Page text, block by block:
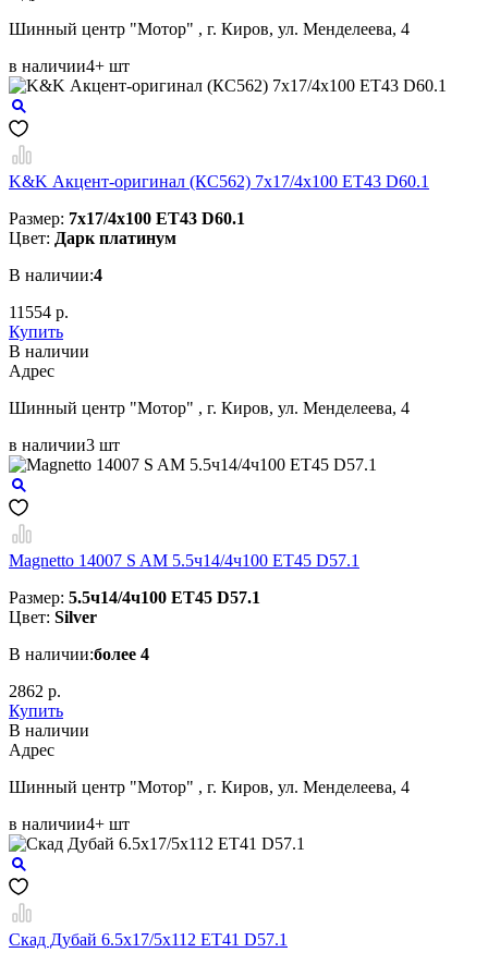
Шинный центр "Мотор" , г. Киров, ул. Менделеева, 4
в наличии4+ шт
K&K Акцент-оригинал (КС562) 7x17/4x100 ET43 D60.1
Размер: 7x17/4x100 ET43 D60.1
Цвет: Дарк платинум
В наличии:4
11554 р.
Купить
В наличии
Aдрес
Шинный центр "Мотор" , г. Киров, ул. Менделеева, 4
в наличии3 шт
Magnetto 14007 S AM 5.5ч14/4ч100 ET45 D57.1
Размер: 5.5ч14/4ч100 ET45 D57.1
Цвет: Silver
В наличии:более 4
2862 р.
Купить
В наличии
Aдрес
Шинный центр "Мотор" , г. Киров, ул. Менделеева, 4
в наличии4+ шт
Скад Дубай 6.5x17/5x112 ET41 D57.1